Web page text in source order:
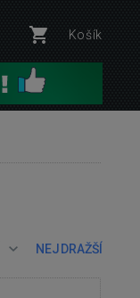
Košík
NEJDRAŽŠÍ